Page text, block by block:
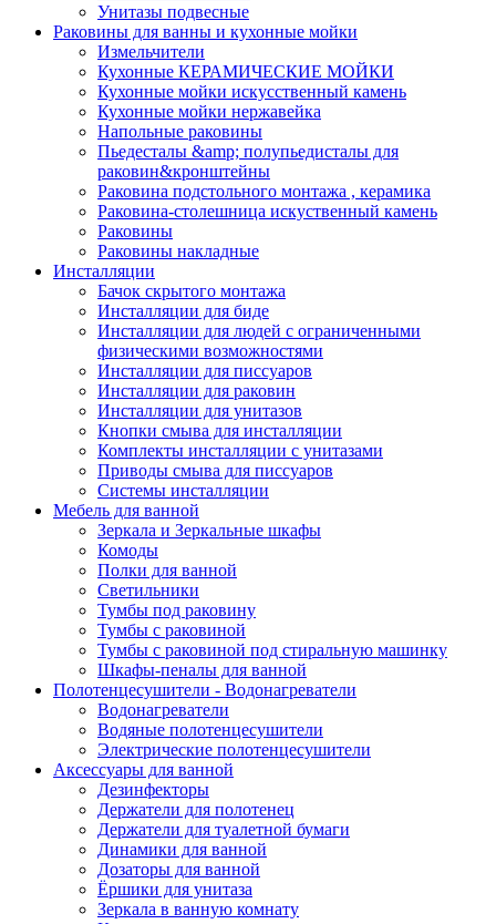
Унитазы подвесные
Раковины для ванны и кухонные мойки
Измельчители
Кухонные КЕРАМИЧЕСКИЕ МОЙКИ
Кухонные мойки искусственный камень
Кухонные мойки нержавейка
Напольные раковины
Пьедесталы &amp; полупьедисталы для
раковин&кронштейны
Раковина подстольного монтажа , керамика
Раковина-столешница искуственный камень
Раковины
Раковины накладные
Инсталляции
Бачок скрытого монтажа
Инсталляции для биде
Инсталляции для людей с ограниченными
физическими возможностями
Инсталляции для писсуаров
Инсталляции для раковин
Инсталляции для унитазов
Кнопки смыва для инсталляции
Комплекты инсталляции с унитазами
Приводы смыва для писсуаров
Системы инсталляции
Мебель для ванной
Зеркала и Зеркальные шкафы
Комоды
Полки для ванной
Светильники
Тумбы под раковину
Тумбы с раковиной
Тумбы с раковиной под стиральную машинку
Шкафы-пеналы для ванной
Полотенцесушители - Водонагреватели
Водонагреватели
Водяные полотенцесушители
Электрические полотенцесушители
Аксессуары для ванной
Дезинфекторы
Держатели для полотенец
Держатели для туалетной бумаги
Динамики для ванной
Дозаторы для ванной
Ёршики для унитаза
Зеркала в ванную комнату